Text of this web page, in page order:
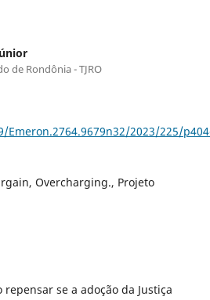
de Rondônia - TJRO
2023/225/
Overcharging., Projeto
se a adoção da Justiça